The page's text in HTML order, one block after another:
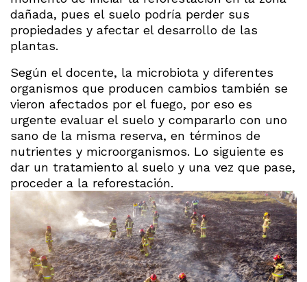
dañada, pues el suelo podría perder sus
propiedades y afectar el desarrollo de las
plantas.
Según el docente, la microbiota y diferentes
organismos que producen cambios también se
vieron afectados por el fuego, por eso es
urgente evaluar el suelo y compararlo con uno
sano de la misma reserva, en términos de
nutrientes y microorganismos. Lo siguiente es
dar un tratamiento al suelo y una vez que pase,
proceder a la reforestación.